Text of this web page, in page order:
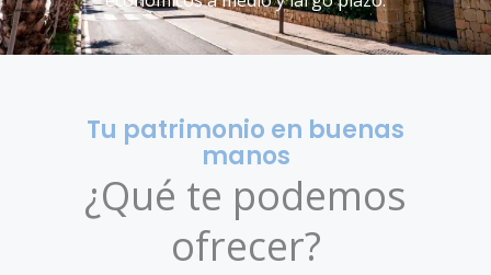
Tu patrimonio en buenas
manos
¿Qué te podemos
ofrecer?